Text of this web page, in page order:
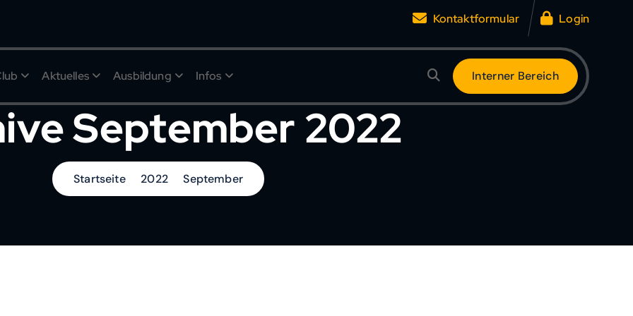
Kontaktformular Login
Aktuelles Ausbildung Infos Interner Bereich
September 2022
Startseite 2022 September